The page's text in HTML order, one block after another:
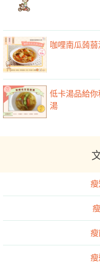
咖哩南瓜蒟
低卡湯品給
湯